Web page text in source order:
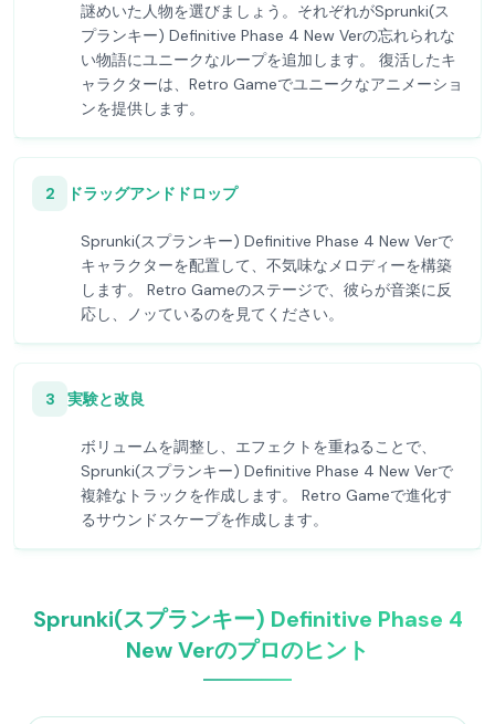
謎めいた人物を選びましょう。それぞれがSprunki(ス
プランキー) Definitive Phase 4 New Verの忘れられな
い物語にユニークなループを追加します。 復活したキ
ャラクターは、Retro Gameでユニークなアニメーショ
ンを提供します。
2 ドラッグアンドドロップ
Sprunki(スプランキー) Definitive Phase 4 New Verで
キャラクターを配置して、不気味なメロディーを構築
します。 Retro Gameのステージで、彼らが音楽に反
応し、ノッているのを見てください。
3 実験と改良
ボリュームを調整し、エフェクトを重ねることで、
Sprunki(スプランキー) Definitive Phase 4 New Verで
複雑なトラックを作成します。 Retro Gameで進化す
るサウンドスケープを作成します。
Sprunki(スプランキー) Definitive Phase 4
New Verのプロのヒント